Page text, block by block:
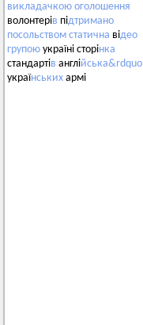
викладачкою оголошення
волонтерів підтримано
посольством статична відео
групою україні сторінка
стандартів англійська&rdquo
українських армі